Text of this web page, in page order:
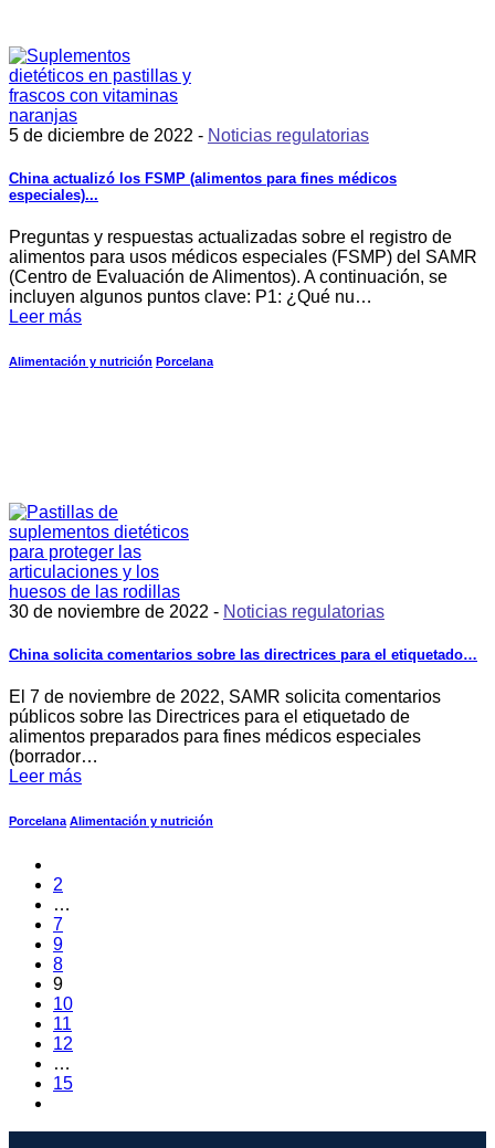
5 de diciembre de 2022 - Noticias regulatorias
China actualizó los FSMP (alimentos para fines médicos
especiales)...
Preguntas y respuestas actualizadas sobre el registro de
alimentos para usos médicos especiales (FSMP) del SAMR
(Centro de Evaluación de Alimentos). A continuación, se
incluyen algunos puntos clave: P1: ¿Qué nu…
Leer más
Alimentación y nutrición Porcelana
30 de noviembre de 2022 - Noticias regulatorias
China solicita comentarios sobre las directrices para el etiquetado…
El 7 de noviembre de 2022, SAMR solicita comentarios
públicos sobre las Directrices para el etiquetado de
alimentos preparados para fines médicos especiales
(borrador…
Leer más
Porcelana Alimentación y nutrición
2
…
7
9
8
9
10
11
12
…
15